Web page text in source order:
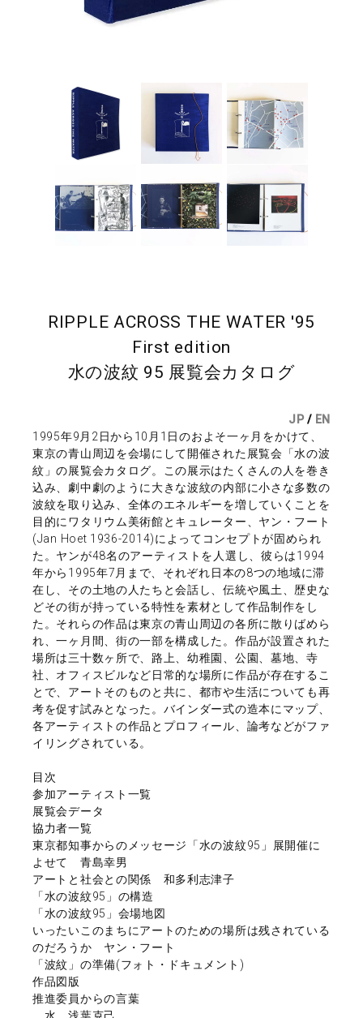
RIPPLE ACROSS THE WATER '95
First edition
水の波紋 95 展覧会カタログ
JP / EN
1995年9月2日から10月1日のおよそ一ヶ月をかけて、
東京の青山周辺を会場にして開催された展覧会「水の波
紋」の展覧会カタログ。この展示はたくさんの人を巻き
込み、劇中劇のように大きな波紋の内部に小さな多数の
波紋を取り込み、全体のエネルギーを増していくことを
目的にワタリウム美術館とキュレーター、ヤン・フート
(Jan Hoet 1936-2014)によってコンセプトが固められ
た。ヤンが48名のアーティストを人選し、彼らは1994
年から1995年7月まで、それぞれ日本の8つの地域に滞
在し、その土地の人たちと会話し、伝統や風土、歴史な
どその街が持っている特性を素材として作品制作をし
た。それらの作品は東京の青山周辺の各所に散りばめら
れ、一ヶ月間、街の一部を構成した。作品が設置された
場所は三十数ヶ所で、路上、幼稚園、公園、墓地、寺
社、オフィスビルなど日常的な場所に作品が存在するこ
とで、アートそのものと共に、都市や生活についても再
考を促す試みとなった。バインダー式の造本にマップ、
各アーティストの作品とプロフィール、論考などがファ
イリングされている。
目次
参加アーティスト一覧
展覧会データ
協力者一覧
東京都知事からのメッセージ「水の波紋95」展開催に
よせて 青島幸男
アートと社会との関係 和多利志津子
「水の波紋95」の構造
「水の波紋95」会場地図
いったいこのまちにアートのための場所は残されている
のだろうか ヤン・フート
「波紋」の準備(フォト・ドキュメント)
作品図版
推進委員からの言葉
水 浅葉克己